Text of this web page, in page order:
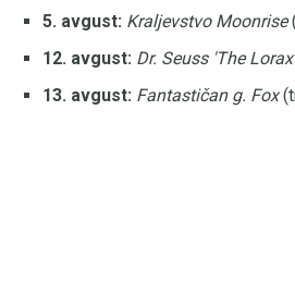
5. avgust: Kraljevstvo Moonrise
12. avgust: Dr. Seuss 'The Lorax
13. avgust: Fantastičan g. Fox